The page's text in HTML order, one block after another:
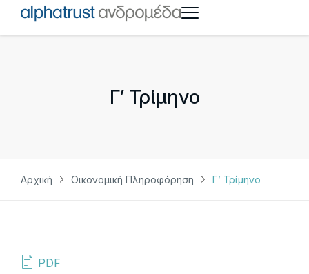
Γ’ Τρίμηνο
Αρχική Οικονομική Πληροφόρηση Γ’ Τρίμηνο
PDF